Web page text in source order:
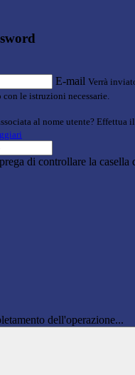
E-mail Verrà
le istruzioni necessarie.
al nome utente? Effettua
di controllare la casella
dell'operazione...